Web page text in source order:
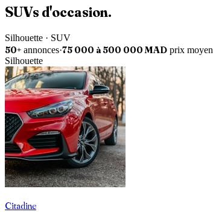
SUVs d'occasion.
Silhouette · SUV
50+ annonces·75 000 à 500 000 MAD prix moyen
Silhouette
Citadine